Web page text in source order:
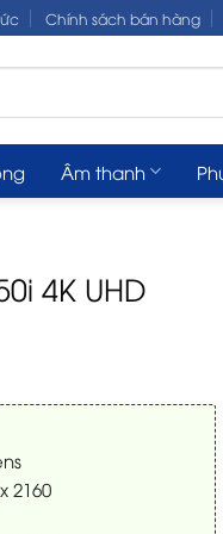
Chính sách bán hàng
Âm thanh
4K UHD
2160